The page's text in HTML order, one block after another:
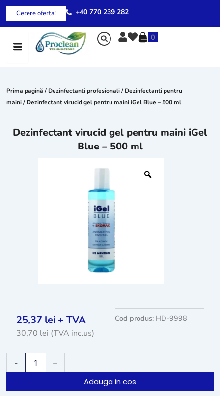
Skip
content
Cerere oferta! +40 770 239 282
0
Prima pagină / Dezinfectanti profesionali/ Dezinfectanti pentru
maini/ Dezinfectant virucid gel pentru maini iGel Blue – 500 ml
Dezinfectant virucid gel pentru maini iGel
Blue – 500 ml
25,37 lei + TVA
30,70 lei (TVA inclus)
Cod produs: HD-9998
-
Dezinfectant
+
Adauga in cos